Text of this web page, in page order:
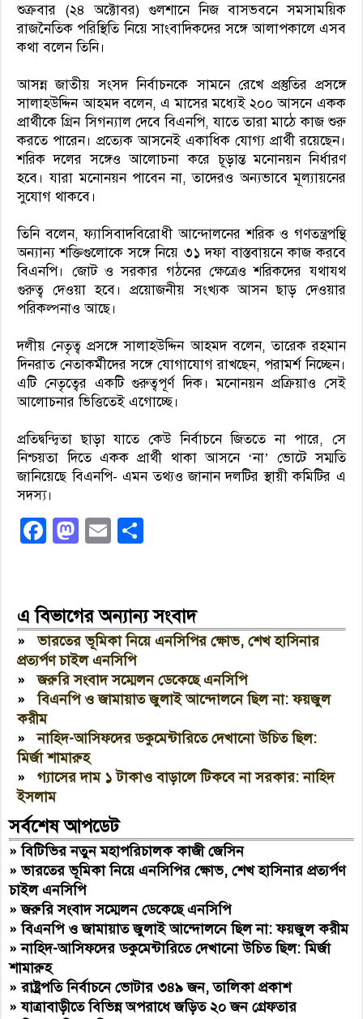
শুক্রবার (২৪ অক্টোবর) গুলশানে নিজ বাসভবনে সমসাময়িক
রাজনৈতিক পরিস্থিতি নিয়ে সাংবাদিকদের সঙ্গে আলাপকালে এসব
কথা বলেন তিনি।
আসন্ন জাতীয় সংসদ নির্বাচনকে সামনে রেখে প্রস্তুতির প্রসঙ্গে
সালাহউদ্দিন আহমদ বলেন, এ মাসের মধ্যেই ২০০ আসনে একক
প্রার্থীকে গ্রিন সিগন্যাল দেবে বিএনপি, যাতে তারা মাঠে কাজ শুরু
করতে পারেন। প্রত্যেক আসনেই একাধিক যোগ্য প্রার্থী রয়েছেন।
শরিক দলের সঙ্গেও আলোচনা করে চূড়ান্ত মনোনয়ন নির্ধারণ
হবে। যারা মনোনয়ন পাবেন না, তাদেরও অন্যভাবে মূল্যায়নের
সুযোগ থাকবে।
তিনি বলেন, ফ্যাসিবাদবিরোধী আন্দোলনের শরিক ও গণতন্ত্রপন্থি
অন্যান্য শক্তিগুলোকে সঙ্গে নিয়ে ৩১ দফা বাস্তবায়নে কাজ করবে
বিএনপি। জোট ও সরকার গঠনের ক্ষেত্রেও শরিকদের যথাযথ
গুরুত্ব দেওয়া হবে। প্রয়োজনীয় সংখ্যক আসন ছাড় দেওয়ার
পরিকল্পনাও আছে।
দলীয় নেতৃত্ব প্রসঙ্গে সালাহউদ্দিন আহমদ বলেন, তারেক রহমান
দিনরাত নেতাকর্মীদের সঙ্গে যোগাযোগ রাখছেন, পরামর্শ নিচ্ছেন।
এটি নেতৃত্বের একটি গুরুত্বপূর্ণ দিক। মনোনয়ন প্রক্রিয়াও সেই
আলোচনার ভিত্তিতেই এগোচ্ছে।
প্রতিদ্বন্দ্বিতা ছাড়া যাতে কেউ নির্বাচনে জিততে না পারে, সে
নিশ্চয়তা দিতে একক প্রার্থী থাকা আসনে ‘না’ ভোটে সম্মতি
জানিয়েছে বিএনপি- এমন তথ্যও জানান দলটির স্থায়ী কমিটির এ
সদস্য।
Facebook
Mastodon
Email
এ বিভাগের অন্যান্য সংবাদ
»ভারতের ভূমিকা নিয়ে এনসিপির ক্ষোভ, শেখ হাসিনার
প্রত্যর্পণ চাইল এনসিপি
»জরুরি সংবাদ সম্মেলন ডেকেছে এনসিপি
»বিএনপি ও জামায়াত জুলাই আন্দোলনে ছিল না: ফয়জুল
করীম
»নাহিদ-আসিফদের ডকুমেন্টারিতে দেখানো উচিত ছিল:
মির্জা শামারুহ
»গ্যাসের দাম ১ টাকাও বাড়ালে টিকবে না সরকার: নাহিদ
ইসলাম
সর্বশেষ আপডেট
»বিটিভির নতুন মহাপরিচালক কাজী জেসিন
»ভারতের ভূমিকা নিয়ে এনসিপির ক্ষোভ, শেখ হাসিনার প্রত্যর্পণ
চাইল এনসিপি
»জরুরি সংবাদ সম্মেলন ডেকেছে এনসিপি
»বিএনপি ও জামায়াত জুলাই আন্দোলনে ছিল না: ফয়জুল করীম
»নাহিদ-আসিফদের ডকুমেন্টারিতে দেখানো উচিত ছিল: মির্জা
শামারুহ
»রাষ্ট্রপতি নির্বাচনে ভোটার ৩৪৯ জন, তালিকা প্রকাশ
»যাত্রাবাড়ীতে বিভিন্ন অপরাধে জড়িত ২০ জন গ্রেফতার